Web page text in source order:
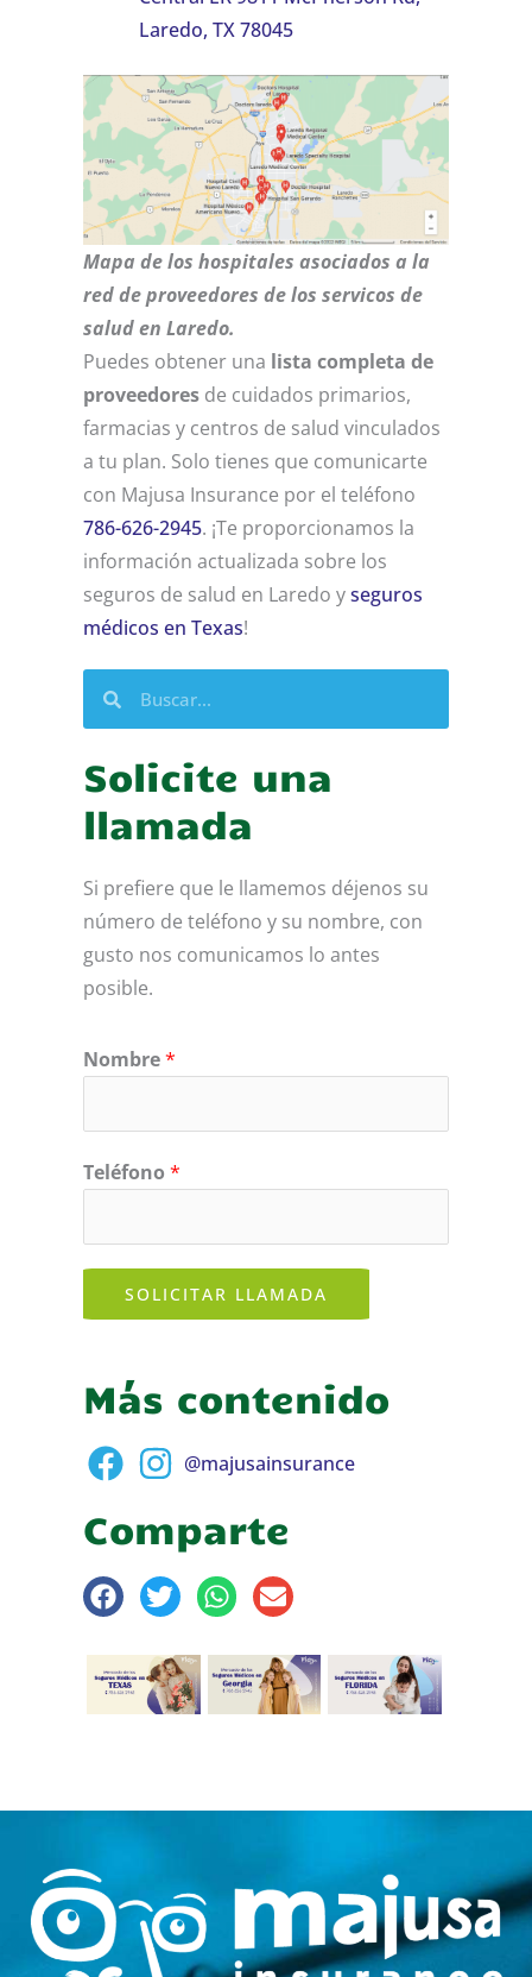
Laredo, TX 78045
Mapa de los hospitales asociados a la
red de proveedores de los servicos de
salud en Laredo.
Puedes obtener una lista completa de
proveedores de cuidados primarios,
farmacias y centros de salud vinculados
a tu plan. Solo tienes que comunicarte
con Majusa Insurance por el teléfono
786-626-2945. ¡Te proporcionamos la
información actualizada sobre los
seguros de salud en Laredo yseguros
médicos en Texas!
Buscar
Solicite una
llamada
Si prefiere que le llamemos déjenos su
número de teléfono y su nombre, con
gusto nos comunicamos lo antes
posible.
Nombre*
Teléfono *
SOLICITAR LLAMADA
Más contenido
@majusainsurance
Comparte